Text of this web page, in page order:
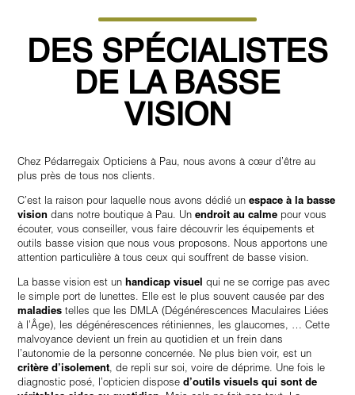
DES SPÉCIALISTES
DE LA BASSE
VISION
Chez Pédarregaix Opticiens à Pau, nous avons à cœur d’être au
plus près de tous nos clients.
C’est la raison pour laquelle nous avons dédié unespace à la basse
vision dans notre boutique à Pau. Unendroit au calme pour vous
écouter, vous conseiller, vous faire découvrir les équipements et
outils basse vision que nous vous proposons. Nous apportons une
attention particulière à tous ceux qui souffrent de basse vision.
La basse vision est unhandicap visuel qui ne se corrige pas avec
le simple port de lunettes. Elle est le plus souvent causée par des
maladies telles que les DMLA (Dégénérescences Maculaires Liées
à l’Âge), les dégénérescences rétiniennes, les glaucomes, … Cette
malvoyance devient un frein au quotidien et un frein dans
l’autonomie de la personne concernée. Ne plus bien voir, est un
critère d’isolement, de repli sur soi, voire de déprime. Une fois le
diagnostic posé, l’opticien disposed’outils visuels qui sont de